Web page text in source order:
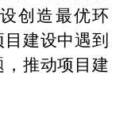
创造最优环
建设中遇到
推动项目建